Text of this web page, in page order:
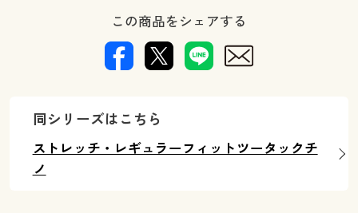
ウエスト100(股下79) ◎ 在庫あり
ウエスト110(股下79) ◎ 在庫あり
この商品をシェアする
同シリーズはこちら
ストレッチ・レギュラーフィットツータックチ
ノ